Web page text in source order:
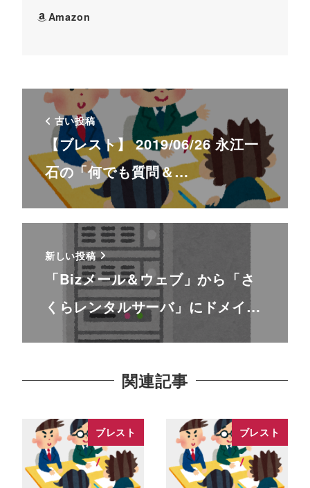
Amazon
古い投稿
【ブレスト】 2019/06/26 永江一
石の「何でも質問＆…
新しい投稿
「Bizメール＆ウェブ」から「さ
くらレンタルサーバ」にドメイ…
関連記事
ブレスト ブレスト